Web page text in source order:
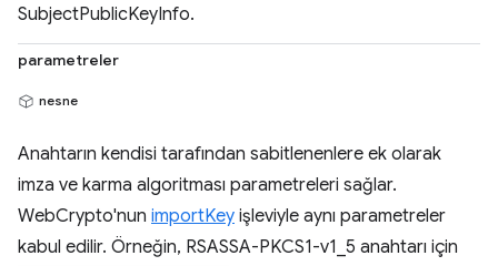
SubjectPublicKeyInfo.
parametreler
nesne
Anahtarın kendisi tarafından sabitlenenlere ek olarak
imza ve karma algoritması parametreleri sağlar.
WebCrypto'nun importKey işleviyle aynı parametreler
kabul edilir. Örneğin, RSASSA-PKCS1-v1_5 anahtarı için